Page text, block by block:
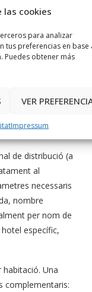
las cookies
para analizar
tus preferencias en base
Puedes obtener más
VER
Impressum
de distribució (a
al
necessaris
nombre
per nom de
específic,
Una
complementaris: